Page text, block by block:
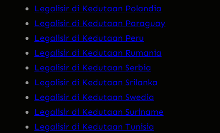
Legalisir di Kedutaan Polandia
Legalisir di Kedutaan Paraguay
Legalisir di Kedutaan Peru
Legalisir di Kedutaan Rumania
Legalisir di Kedutaan Serbia
Legalisir di Kedutaan Srilanka
Legalisir di Kedutaan Swedia
Legalisir di Kedutaan Suriname
Legalisir di Kedutaan Tunisia